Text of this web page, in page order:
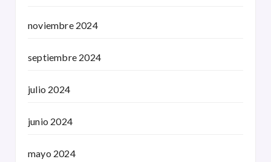
noviembre 2024
septiembre 2024
julio 2024
junio 2024
mayo 2024